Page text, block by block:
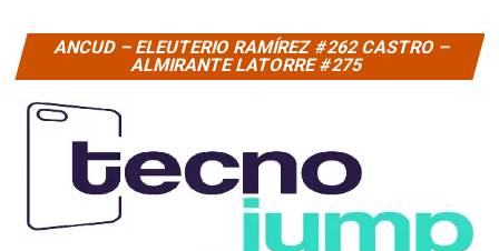
ANCUD – ELEUTERIO RAMÍREZ #262 CASTRO –
ALMIRANTE LATORRE #275